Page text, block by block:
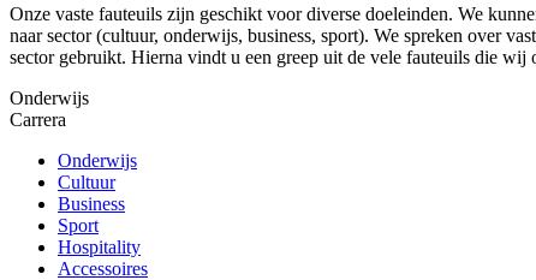
Onze vaste fauteuils zijn geschikt voor diverse doeleinden. We
naar sector (cultuur, onderwijs, business, sport). We spreken over
sector gebruikt. Hierna vindt u een greep uit de vele fauteuils die
Onderwijs
Carrera
Onderwijs
Cultuur
Business
Sport
Hospitality
Accessoires